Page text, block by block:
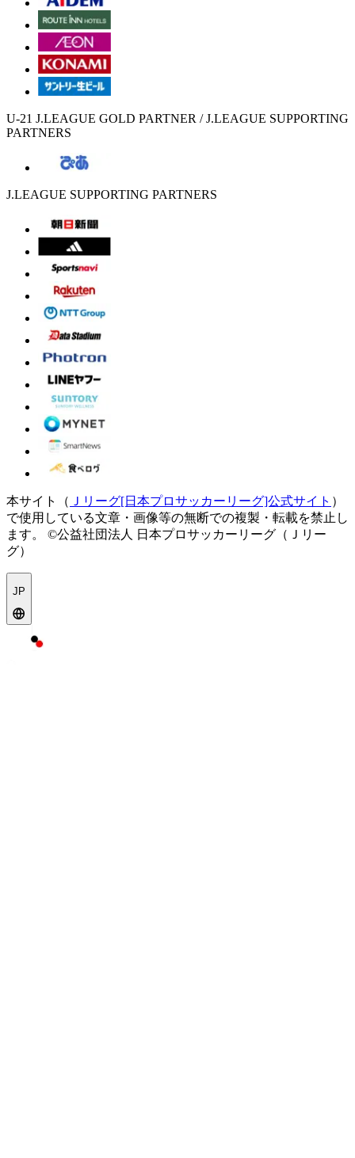
U-21 J.LEAGUE GOLD PARTNER / J.LEAGUE SUPPORTING
PARTNERS
J.LEAGUE SUPPORTING PARTNERS
本サイト（ Ｊリーグ[日本プロサッカーリーグ]公式サイト ）
で使用している文章・画像等の無断での複製・転載を禁止し
ます。
©公益社団法人 日本プロサッカーリーグ（Ｊリー
グ）
JP